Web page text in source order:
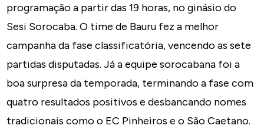
programação a partir das 19 horas, no ginásio do
Sesi Sorocaba. O time de Bauru fez a melhor
campanha da fase classificatória, vencendo as sete
partidas disputadas. Já a equipe sorocabana foi a
boa surpresa da temporada, terminando a fase com
quatro resultados positivos e desbancando nomes
tradicionais como o EC Pinheiros e o São Caetano.